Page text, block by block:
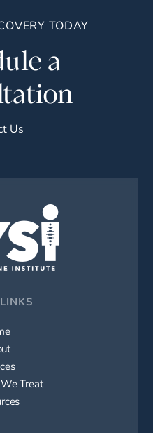
TODAY
a
Us
Treat